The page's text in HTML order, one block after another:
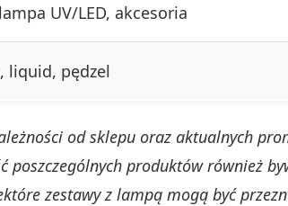
UV/LED, akcesoria
liquid, pędzel
od sklepu oraz aktualnych
produktów również
zestawy z lampą mogą być